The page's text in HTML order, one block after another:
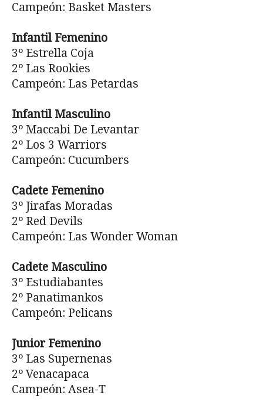
Campeón: Basket Masters
Infantil Femenino
3º Estrella Coja
2º Las Rookies
Campeón: Las Petardas
Infantil Masculino
3º Maccabi De Levantar
2º Los 3 Warriors
Campeón: Cucumbers
Cadete Femenino
3º Jirafas Moradas
2º Red Devils
Campeón: Las Wonder Woman
Cadete Masculino
3º Estudiabantes
2º Panatimankos
Campeón: Pelicans
Junior Femenino
3º Las Supernenas
2º Venacapaca
Campeón: Asea-T